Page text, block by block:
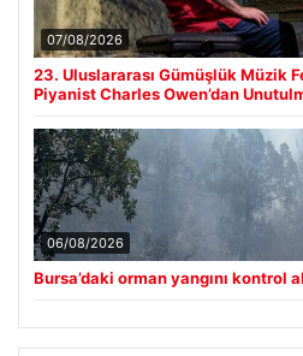
07/08/2026
23. Uluslararası Gümüşlük Müzik
Piyanist Charles Owen’dan
06/08/2026
Bursa’daki orman yangını kontrol